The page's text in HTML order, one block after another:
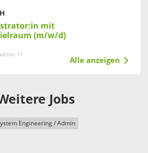
mit
(m/w/d)
+1
Alle anzeigen
Jobs
Engineering / Admin